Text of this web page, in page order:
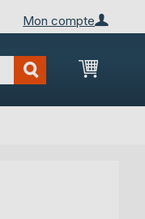
Mon compte
Mon